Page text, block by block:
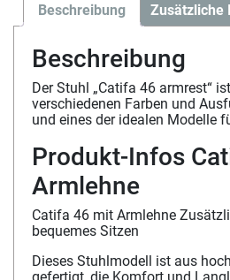
Beschreibung Zusätzliche
Beschreibung
Der Stuhl „Catifa 46 armrest“
verschiedenen Farben und
und eines der idealen Modelle
Produkt-Infos
Armlehne
Catifa 46 mit Armlehne
bequemes Sitzen
Dieses Stuhlmodell ist aus